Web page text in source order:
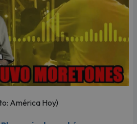
América Hoy)